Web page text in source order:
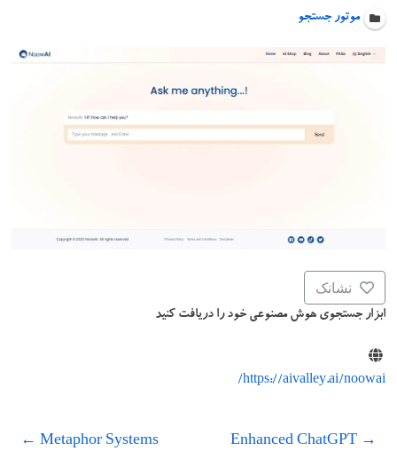
موتور جستجو
نشانک
ابزار جستجوی هوش مصنوعی خود را دریافت کنید
https://aivalley.ai/noowai/
→
Metaphor Systems
←